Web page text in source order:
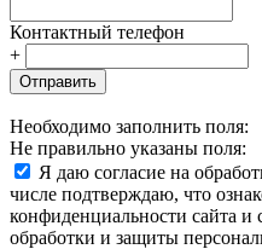
Контактный телефон
+
Отправить
Необходимо заполнить поля:
Не правильно указаны поля:
Я даю согласие на
числе подтверждаю, что
конфиденциальности сайта
обработки и защиты